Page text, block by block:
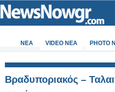
ΝΕΑ VIDEO NEA PHOTO
Βραδυποριακός –